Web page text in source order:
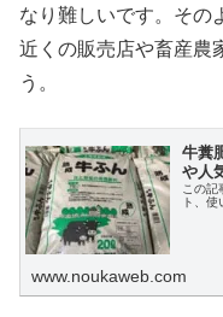
なり難しいです。その
近くの販売店や畜産農
う。
牛糞
や人
この記
ト、使
www.noukaweb.com